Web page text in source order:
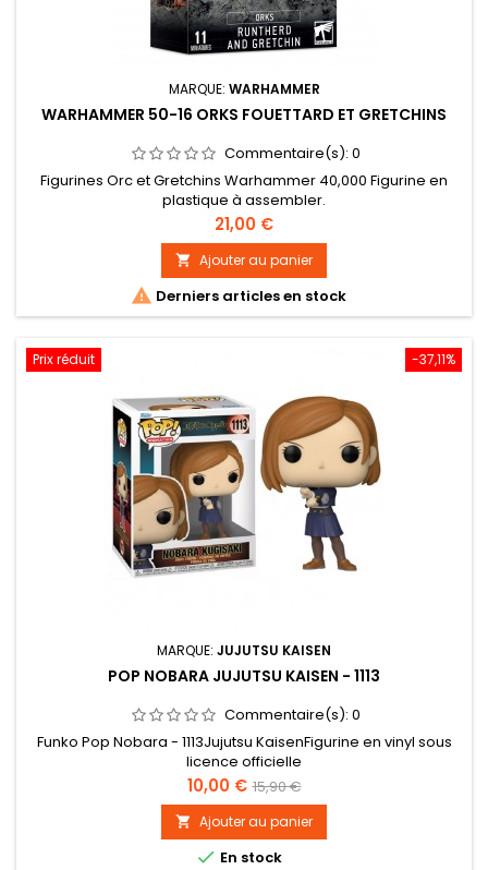
MARQUE: WARHAMMER
WARHAMMER 50-16 ORKS FOUETTARD ET GRETCHINS
Commentaire(s): 0
Figurines Orc et Gretchins Warhammer 40,000 Figurine en
plastique à assembler.
Prix
21,00 €
 Ajouter au panier
 Derniers articles en stock
-37,11%
Prix réduit
MARQUE: JUJUTSU KAISEN
POP NOBARA JUJUTSU KAISEN - 1113
Commentaire(s): 0
Funko Pop Nobara - 1113Jujutsu KaisenFigurine en vinyl sous
licence officielle
Prix
10,00 € Prix
de
base
15,90 €
 Ajouter au panier
 En stock